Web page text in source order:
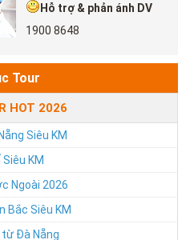
Hỗ trợ & phản ánh DV
1900 8648
Tour
HOT 2026
Siêu KM
KM
Ngoài 2026
Bắc Siêu KM
Đà Nẵng